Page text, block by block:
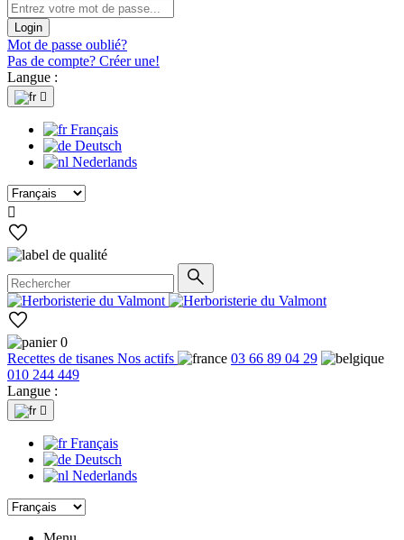
Login
Mot de passe oublié?
Pas de compte? Créer une!
Langue :

Français
Deutsch
Nederlands

0
Recettes de tisanes Nos actifs
03 66 89 04 29
010 244 449
Langue :

Français
Deutsch
Nederlands